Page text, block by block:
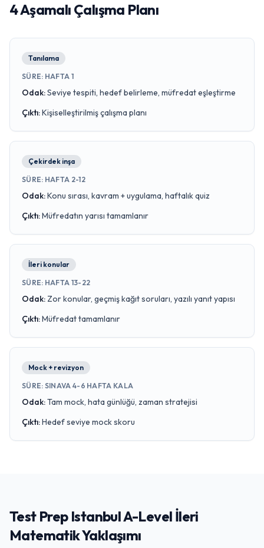
4 Aşamalı Çalışma Planı
Tanılama
SÜRE: HAFTA 1
Odak:Seviye tespiti, hedef belirleme, müfredat eşleştirme
Çıktı:Kişiselleştirilmiş çalışma planı
Çekirdek inşa
SÜRE: HAFTA 2-12
Odak:Konu sırası, kavram + uygulama, haftalık quiz
Çıktı:Müfredatın yarısı tamamlanır
İleri konular
SÜRE: HAFTA 13-22
Odak: Zor konular, geçmiş kağıt soruları, yazılı yanıt yapısı
Çıktı:Müfredat tamamlanır
Mock + revizyon
SÜRE: SINAVA 4-6 HAFTA KALA
Odak:Tam mock, hata günlüğü, zaman stratejisi
Çıktı:Hedef seviye mock skoru
Test Prep Istanbul A-Level İleri
Matematik Yaklaşımı